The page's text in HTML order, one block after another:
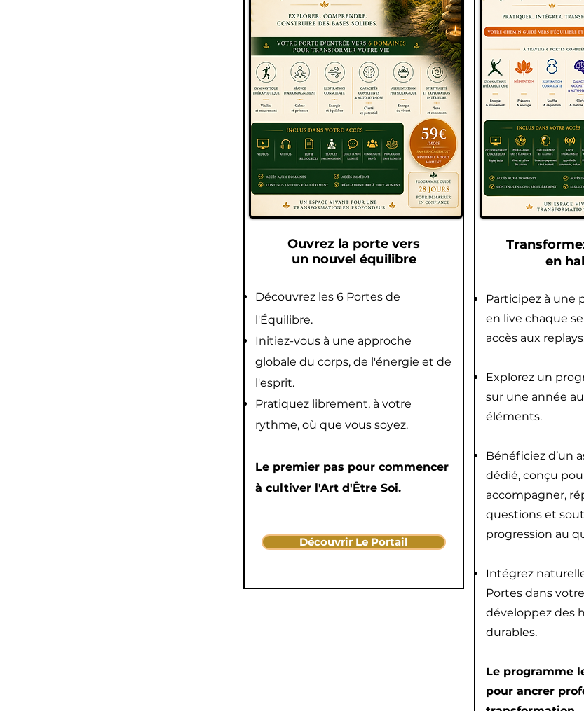
Ouvrez la porte vers
un nouvel équilibre
Découvrez les 6 Portes de
l'Équilibre.
Initiez-vous à une approche
globale du corps, de l'énergie et de
l'esprit.
Pratiquez librement, à votre
rythme, où que vous soyez.
Le premier pas pour commencer
à cultiver l'Art d'Être Soi.
Découvrir Le Portail
en
Participez à une
en live chaque
accès aux
Explorez un
sur une année
éléments.
Bénéficiez d’un
dédié, conçu
accompagner,
questions et
progression au
Intégrez
Portes dans
développez des
durables.
Le programme
pour ancrer